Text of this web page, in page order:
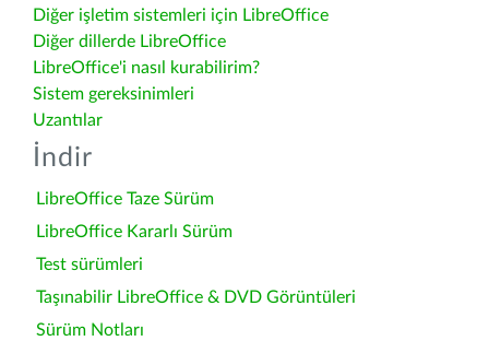
Diğer işletim sistemleri için LibreOffice
Diğer dillerde LibreOffice
LibreOffice'i nasıl kurabilirim?
Sistem gereksinimleri
Uzantılar
İndir
LibreOffice Taze Sürüm
LibreOffice Kararlı Sürüm
Test sürümleri
Taşınabilir LibreOffice & DVD Görüntüleri
Sürüm Notları